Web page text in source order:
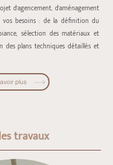
d'agencement, d'aménagement
besoins : de la définition du
sélection des matériaux et
des plans techniques détaillés et
plus
travaux